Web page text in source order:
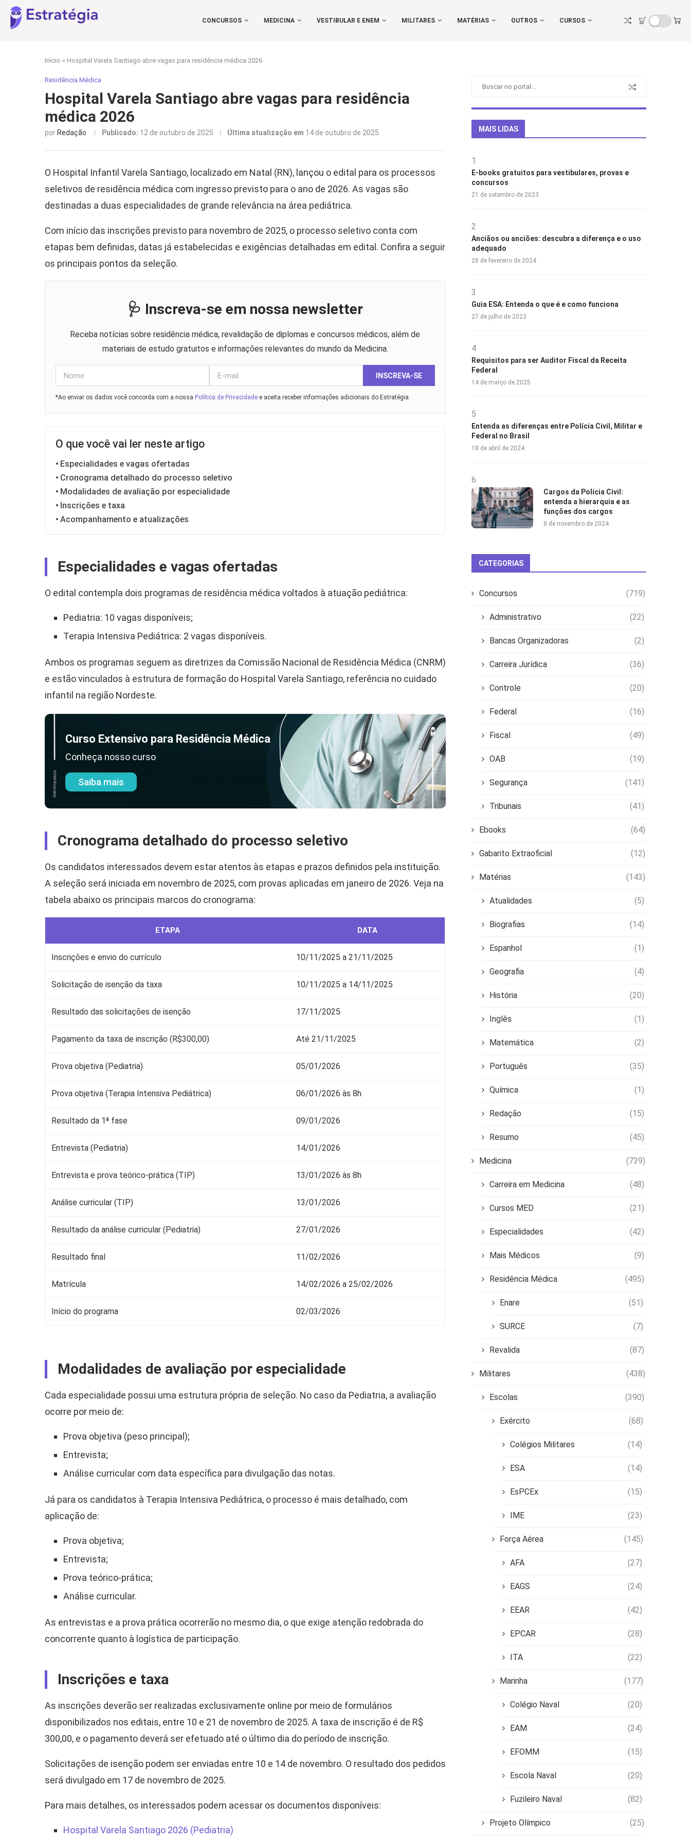
CONCURSOS MEDICINA VESTIBULAR E ENEM MILITARES MATÉRIAS OUTROS CURSOS
Início » Hospital Varela Santiago abre vagas para residência médica 2026
Residência Médica
Hospital Varela Santiago abre vagas para residência
médica 2026
por Redação Publicado: 12 de outubro de 2025 Última atualização em 14 de outubro de 2025
O Hospital Infantil Varela Santiago, localizado em Natal (RN), lançou o edital para os processos
seletivos de residência médica com ingresso previsto para o ano de 2026. As vagas são
destinadas a duas especialidades de grande relevância na área pediátrica.
Com início das inscrições previsto para novembro de 2025, o processo seletivo conta com
etapas bem definidas, datas já estabelecidas e exigências detalhadas em edital. Confira a seguir
os principais pontos da seleção.
🩺 Inscreva-se em nossa newsletter
Receba notícias sobre residência médica, revalidação de diplomas e concursos médicos, além de
materiais de estudo gratuitos e informações relevantes do mundo da Medicina.
INSCREVA-SE
*Ao enviar os dados você concorda com a nossa Política de Privacidade e aceita receber informações adicionais do Estratégia.
O que você vai ler neste artigo
Especialidades e vagas ofertadas
Cronograma detalhado do processo seletivo
Modalidades de avaliação por especialidade
Inscrições e taxa
Acompanhamento e atualizações
Especialidades e vagas ofertadas
O edital contempla dois programas de residência médica voltados à atuação pediátrica:
Pediatria: 10 vagas disponíveis;
Terapia Intensiva Pediátrica: 2 vagas disponíveis.
Ambos os programas seguem as diretrizes da Comissão Nacional de Residência Médica (CNRM)
e estão vinculados à estrutura de formação do Hospital Varela Santiago, referência no cuidado
infantil na região Nordeste.
Curso Extensivo para Residência Médica
Conheça nosso curso
Saiba mais
Cronograma detalhado do processo seletivo
Os candidatos interessados devem estar atentos às etapas e prazos definidos pela instituição.
A seleção será iniciada em novembro de 2025, com provas aplicadas em janeiro de 2026. Veja na
tabela abaixo os principais marcos do cronograma:
ETAPA DATA
Inscrições e envio do currículo 10/11/2025 a 21/11/2025
Solicitação de isenção da taxa 10/11/2025 a 14/11/2025
Resultado das solicitações de isenção 17/11/2025
Pagamento da taxa de inscrição (R$300,00) Até 21/11/2025
Prova objetiva (Pediatria) 05/01/2026
Prova objetiva (Terapia Intensiva Pediátrica) 06/01/2026 às 8h
Resultado da 1ª fase 09/01/2026
Entrevista (Pediatria) 14/01/2026
Entrevista e prova teórico-prática (TIP) 13/01/2026 às 8h
Análise curricular (TIP) 13/01/2026
Resultado da análise curricular (Pediatria) 27/01/2026
Resultado final 11/02/2026
Matrícula 14/02/2026 a 25/02/2026
Início do programa 02/03/2026
Modalidades de avaliação por especialidade
Cada especialidade possui uma estrutura própria de seleção. No caso da Pediatria, a avaliação
ocorre por meio de:
Prova objetiva (peso principal);
Entrevista;
Análise curricular com data específica para divulgação das notas.
Já para os candidatos à Terapia Intensiva Pediátrica, o processo é mais detalhado, com
aplicação de:
Prova objetiva;
Entrevista;
Prova teórico-prática;
Análise curricular.
As entrevistas e a prova prática ocorrerão no mesmo dia, o que exige atenção redobrada do
concorrente quanto à logística de participação.
Inscrições e taxa
As inscrições deverão ser realizadas exclusivamente online por meio de formulários
disponibilizados nos editais, entre 10 e 21 de novembro de 2025. A taxa de inscrição é de R$
300,00, e o pagamento deverá ser efetuado até o último dia do período de inscrição.
Solicitações de isenção podem ser enviadas entre 10 e 14 de novembro. O resultado dos pedidos
será divulgado em 17 de novembro de 2025.
Para mais detalhes, os interessados podem acessar os documentos disponíveis:
Hospital Varela Santiago 2026 (Pediatria)
MAIS LIDAS
1
E-books gratuitos para vestibulares, provas e
concursos
21 de setembro de 2023
2
Anciãos ou anciões: descubra a diferença e o uso
adequado
28 de fevereiro de 2024
3
Guia ESA: Entenda o que é e como funciona
27 de julho de 2023
4
Requisitos para ser Auditor Fiscal da Receita
Federal
14 de março de 2025
5
Entenda as diferenças entre Polícia Civil, Militar e
Federal no Brasil
18 de abril de 2024
6
Cargos da Polícia Civil:
entenda a hierarquia e as
funções dos cargos
8 de novembro de 2024
CATEGORIAS
Concursos (719)
Administrativo (22)
Bancas Organizadoras (2)
Carreira Jurídica (36)
Controle (20)
Federal (16)
Fiscal (49)
OAB (19)
Segurança (141)
Tribunais (41)
Ebooks (64)
Gabarito Extraoficial (12)
Matérias (143)
Atualidades (5)
Biografias (14)
Espanhol (1)
Geografia (4)
História (20)
Inglês (1)
Matemática (2)
Português (35)
Química (1)
Redação (15)
Resumo (45)
Medicina (739)
Carreira em Medicina (48)
Cursos MED (21)
Especialidades (42)
Mais Médicos (9)
Residência Médica (495)
Enare (51)
SURCE (7)
Revalida (87)
Militares (438)
Escolas (390)
Exército (68)
Colégios Militares (14)
ESA (14)
EsPCEx (15)
IME (23)
Força Aérea (145)
AFA (27)
EAGS (24)
EEAR (42)
EPCAR (28)
ITA (22)
Marinha (177)
Colégio Naval (20)
EAM (24)
EFOMM (15)
Escola Naval (20)
Fuzileiro Naval (82)
Projeto Olímpico (25)